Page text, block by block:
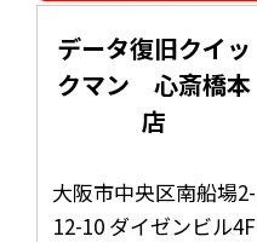
データ復旧クイッ
クマン 心斎橋本
店
大阪市中央区南船場2-
12-10 ダイゼンビル4F